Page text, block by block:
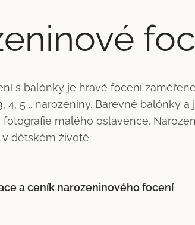
s balónky je hravé focení
4, 5 .. narozeniny. Barevné
malého oslavence.
dětském životě.
a ceník narozeninového focení